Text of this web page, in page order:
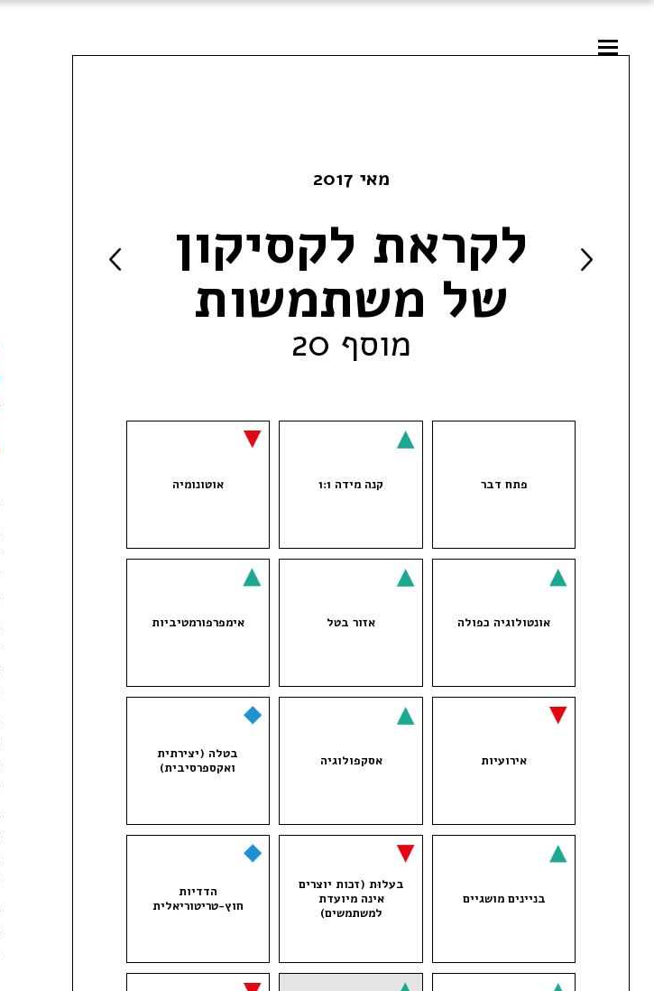
מאי 2017
לקראת לקסיקון
של משתמשות
מוסף 20
פתח דבר קנה מידה 1:1 אוטונומיה
אונטולוגיה כפולה אזור בטל אימפרפורמטיביות
אירועיות אסקפולוגיה
בטלה (יצירתית
ואקספרסיבית)
בניינים מושגיים
בעלוּת (זכות יוצרים
אינה מיועדת
למשתמשים)
הדדיות
חוץ-טריטוריאלית